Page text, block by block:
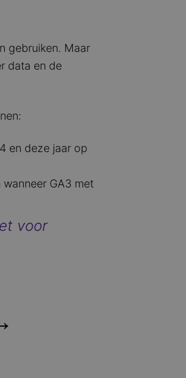
gebruiken. Maar
data en de
en deze jaar op
GA3 met
voor